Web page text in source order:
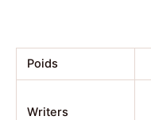
Poids
Writers